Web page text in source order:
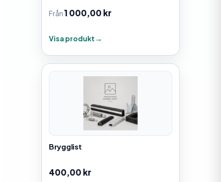
Från1 000,00 kr
Visa produkt
Brygglist
400,00 kr